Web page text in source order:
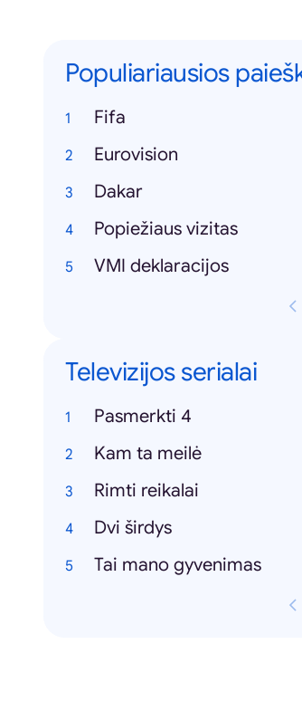
Populiariausios
Fifa
Eurovision
Dakar
Popiežiaus vizitas
VMI deklaracijos
Televizijos serialai
Pasmerkti 4
Kam ta meilė
Rimti reikalai
Dvi širdys
Tai mano gyvenimas